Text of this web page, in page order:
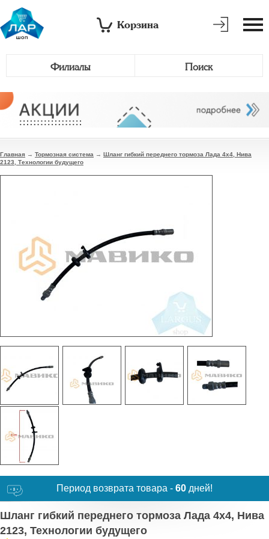
Корзина
Филиалы Поиск
Главная → Тормозная система → Шланг гибкий переднего тормоза Лада 4х4, Нива
2123, Технологии будущего
Период возврата товара - 60 дней!
Шланг гибкий переднего тормоза Лада 4х4, Нива
2123, Технологии будущего